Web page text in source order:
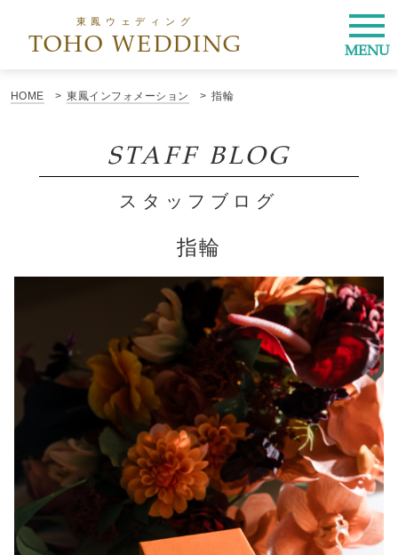
東鳳ウェディング
TOHO WEDDING MENU
HOME 東鳳インフォメーション 指輪
STAFF BLOG
スタッフブログ
指輪